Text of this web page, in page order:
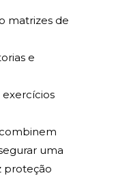
matrizes de
e
exercícios
uma
proteção